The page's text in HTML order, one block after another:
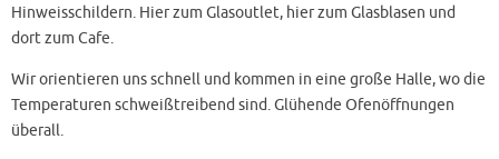
Hinweisschildern. Hier zum Glasoutlet, hier zum Glasblasen und
dort zum Cafe.
Wir orientieren uns schnell und kommen in eine große Halle, wo die
Temperaturen schweißtreibend sind. Glühende Ofenöffnungen
überall.